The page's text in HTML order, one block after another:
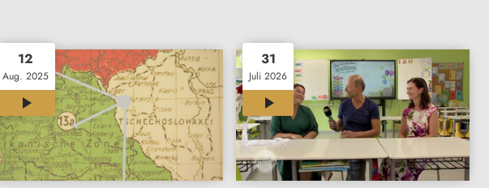
12
Aug. 2025
02:53
31
Juli 2026
07:01